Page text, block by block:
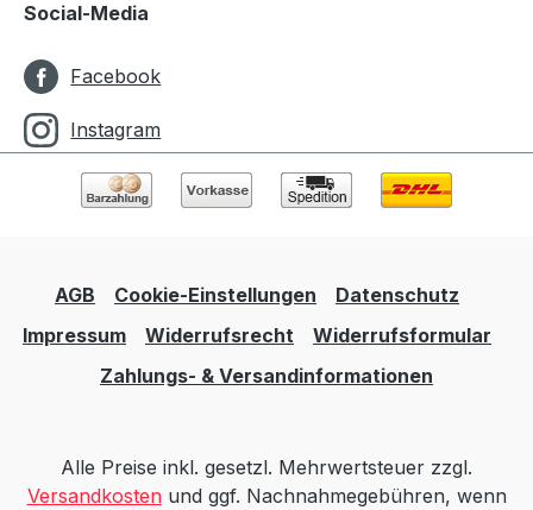
Social-Media
Facebook
Instagram
AGB Cookie-Einstellungen
Datenschutz
Impressum
Widerrufsrecht
Widerrufsformular
Zahlungs- & Versandinformationen
Alle Preise inkl. gesetzl. Mehrwertsteuer zzgl.
Versandkostenund ggf. Nachnahmegebühren, wenn